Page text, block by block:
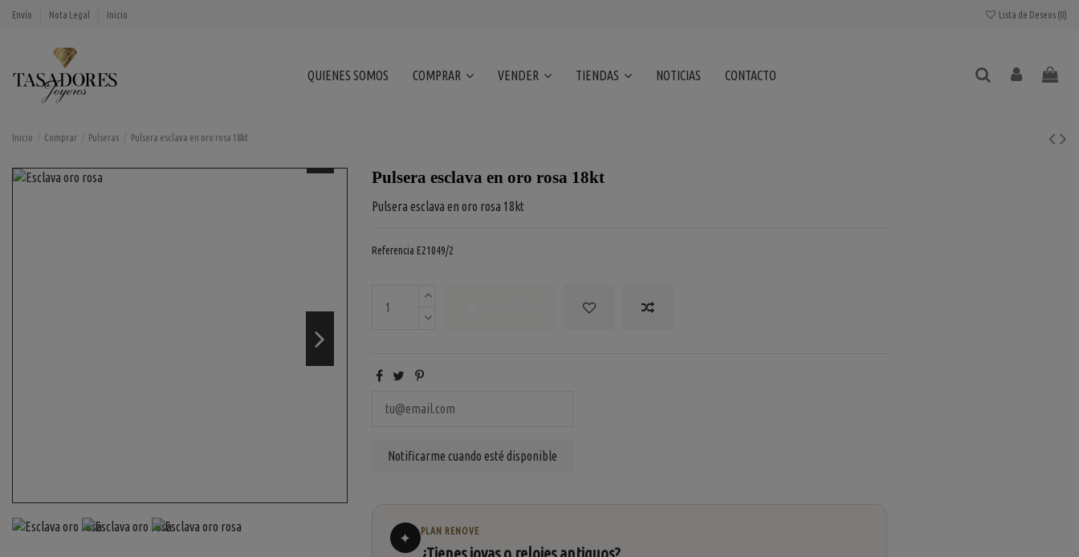
Envío Nota Legal Inicio Lista de Deseos (0)
QUIENES SOMOS COMPRAR VENDER TIENDAS NOTICIAS CONTACTO
Inicio Comprar Pulseras Pulsera esclava en oro rosa 18kt
Pulsera esclava en oro rosa 18kt
Pulsera esclava en oro rosa 18kt
Referencia E21049/2
✦ PLAN RENOVE
¿Tienes joyas o relojes antiguos?